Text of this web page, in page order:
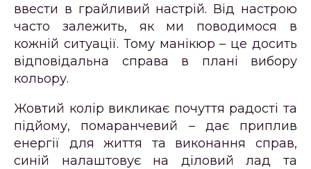
ввести в грайливий настрій. Від настрою
часто залежить, як ми поводимося в
кожній ситуації. Тому манікюр – це досить
відповідальна справа в плані вибору
кольору.
Жовтий колір викликає почуття радості та
підйому, помаранчевий – дає приплив
енергії для життя та виконання справ,
синій налаштовує на діловий лад та